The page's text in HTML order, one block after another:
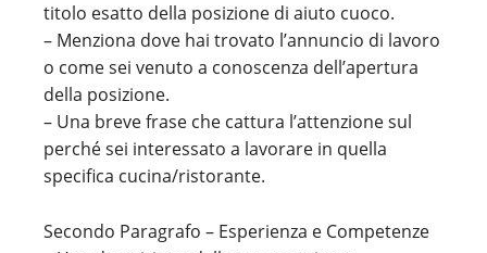
titolo esatto della posizione di aiuto cuoco.
– Menziona dove hai trovato l’annuncio di lavoro
o come sei venuto a conoscenza dell’apertura
della posizione.
– Una breve frase che cattura l’attenzione sul
perché sei interessato a lavorare in quella
specifica cucina/ristorante.
Secondo Paragrafo – Esperienza e Competenze